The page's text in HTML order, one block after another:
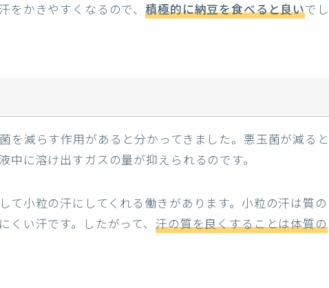
をかきやすくなるので、積極的に納豆を食べると良いでし
を減らす作用があると分かってきました。悪玉菌が減ると
中に溶け出すガスの量が抑えられるのです。
て小粒の汗にしてくれる働きがあります。小粒の汗は質の
くい汗です。したがって、 汗の質を良くすることは体質の